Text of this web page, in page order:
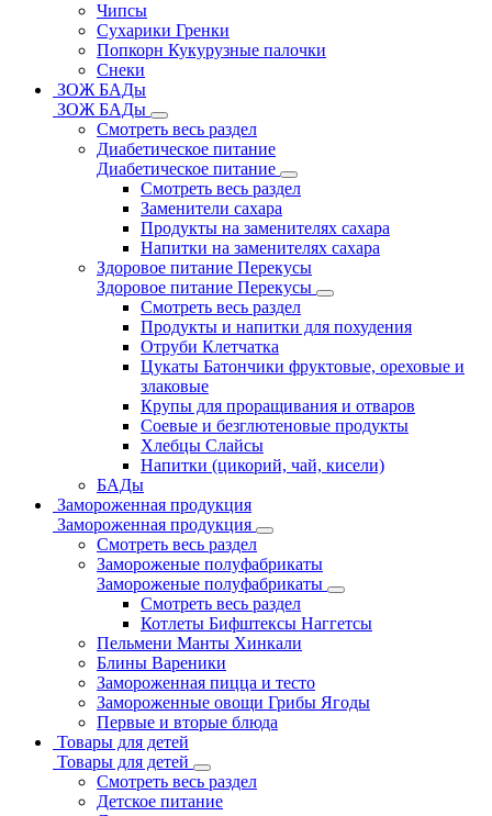
Чипсы
Сухарики Гренки
Попкорн Кукурузные палочки
Снеки
ЗОЖ БАДы
ЗОЖ БАДы
Смотреть весь раздел
Диабетическое питание
Диабетическое питание
Смотреть весь раздел
Заменители сахара
Продукты на заменителях сахара
Напитки на заменителях сахара
Здоровое питание Перекусы
Здоровое питание Перекусы
Смотреть весь раздел
Продукты и напитки для похудения
Отруби Клетчатка
Цукаты Батончики фруктовые, ореховые и
злаковые
Крупы для проращивания и отваров
Соевые и безглютеновые продукты
Хлебцы Слайсы
Напитки (цикорий, чай, кисели)
БАДы
Замороженная продукция
Замороженная продукция
Смотреть весь раздел
Замороженые полуфабрикаты
Замороженые полуфабрикаты
Смотреть весь раздел
Котлеты Бифштексы Наггетсы
Пельмени Манты Хинкали
Блины Вареники
Замороженная пицца и тесто
Замороженные овощи Грибы Ягоды
Первые и вторые блюда
Товары для детей
Товары для детей
Смотреть весь раздел
Детское питание